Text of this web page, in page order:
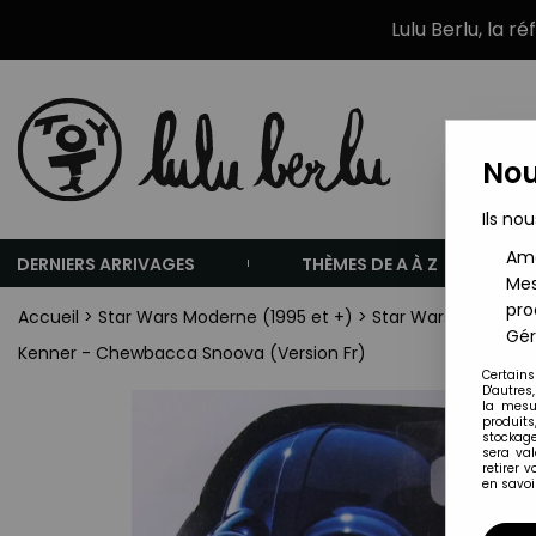
Lulu Berlu, la
DERNIERS ARRIVAGES THÈMES DE A À Z
Accueil > Star Wars Moderne (1995 et +) > Star Wars 1996 -
Kenner - Chewbacca Snoova (Version Fr)
Ils
la
sera
retirer
en